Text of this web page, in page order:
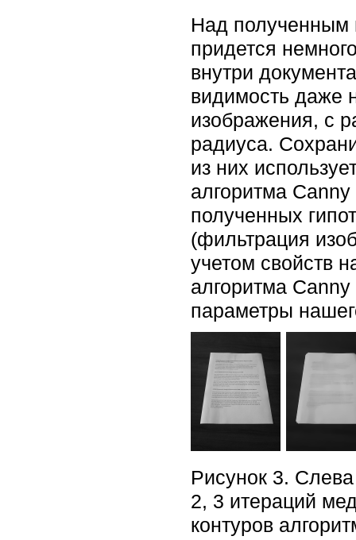
Над полученным
придется
внутри
видимость даже
изображения, с
радиуса.
из них
алгоритма
полученных
(фильтрация
учетом свойств
алгоритма
параметры
Рисунок 3.
2, 3 итераций
контуров